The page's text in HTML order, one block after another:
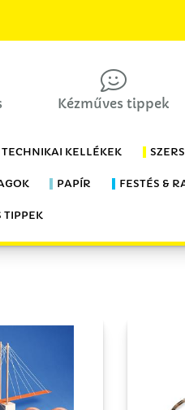
Kézműves tippek
TECHNIKAI KELLÉKEK
PAPÍR FESTÉS &
TIPPEK